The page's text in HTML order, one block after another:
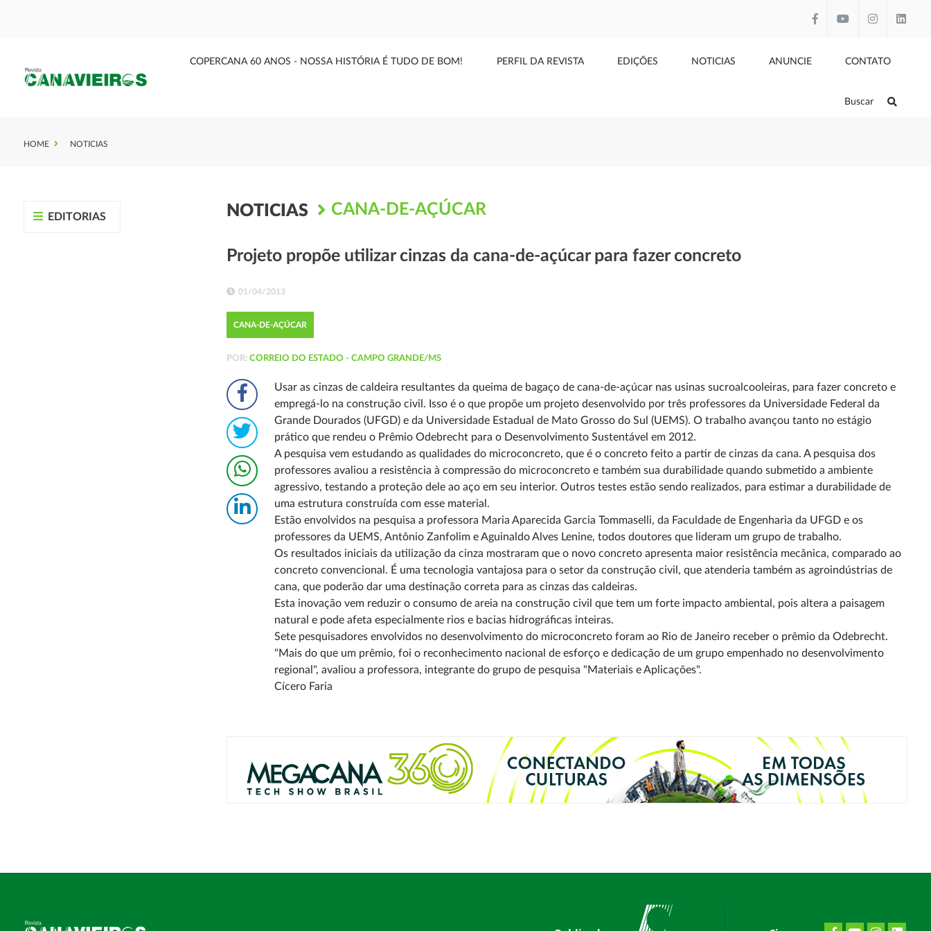
COPERCANA 60 ANOS - NOSSA HISTÓRIA É TUDO DE BOM! PERFIL DA REVISTA EDIÇÕES NOTICIAS ANUNCIE CONTATO
Buscar
HOME NOTICIAS
EDITORIAS NOTICIAS CANA-DE-AÇÚCAR
Projeto propõe utilizar cinzas da cana-de-açúcar para fazer concreto
01/04/2013
CANA-DE-AÇÚCAR
POR:CORREIO DO ESTADO - CAMPO GRANDE/MS
Usar as cinzas de caldeira resultantes da queima de bagaço de cana-de-açúcar nas usinas sucroalcooleiras, para fazer concreto e
empregá-lo na construção civil. Isso é o que propõe um projeto desenvolvido por três professores da Universidade Federal da
Grande Dourados (UFGD) e da Universidade Estadual de Mato Grosso do Sul (UEMS). O trabalho avançou tanto no estágio
prático que rendeu o Prêmio Odebrecht para o Desenvolvimento Sustentável em 2012.
A pesquisa vem estudando as qualidades do microconcreto, que é o concreto feito a partir de cinzas da cana. A pesquisa dos
professores avaliou a resistência à compressão do microconcreto e também sua durabilidade quando submetido a ambiente
agressivo, testando a proteção dele ao aço em seu interior. Outros testes estão sendo realizados, para estimar a durabilidade de
uma estrutura construída com esse material.
Estão envolvidos na pesquisa a professora Maria Aparecida Garcia Tommaselli, da Faculdade de Engenharia da UFGD e os
professores da UEMS, Antônio Zanfolim e Aguinaldo Alves Lenine, todos doutores que lideram um grupo de trabalho.
Os resultados iniciais da utilização da cinza mostraram que o novo concreto apresenta maior resistência mecânica, comparado ao
concreto convencional. É uma tecnologia vantajosa para o setor da construção civil, que atenderia também as agroindústrias de
cana, que poderão dar uma destinação correta para as cinzas das caldeiras.
Esta inovação vem reduzir o consumo de areia na construção civil que tem um forte impacto ambiental, pois altera a paisagem
natural e pode afeta especialmente rios e bacias hidrográficas inteiras.
Sete pesquisadores envolvidos no desenvolvimento do microconcreto foram ao Rio de Janeiro receber o prêmio da Odebrecht.
"Mais do que um prêmio, foi o reconhecimento nacional de esforço e dedicação de um grupo empenhado no desenvolvimento
regional", avaliou a professora, integrante do grupo de pesquisa "Materiais e Aplicações".
Cícero Faria